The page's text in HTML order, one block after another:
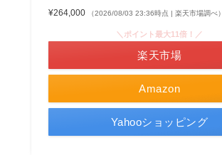
¥264,000 （2026/08/03 23:36時点 | 楽天市場調べ）
Amazon
＼ポイント最大11倍！／
楽天市場
Yahooショッピング